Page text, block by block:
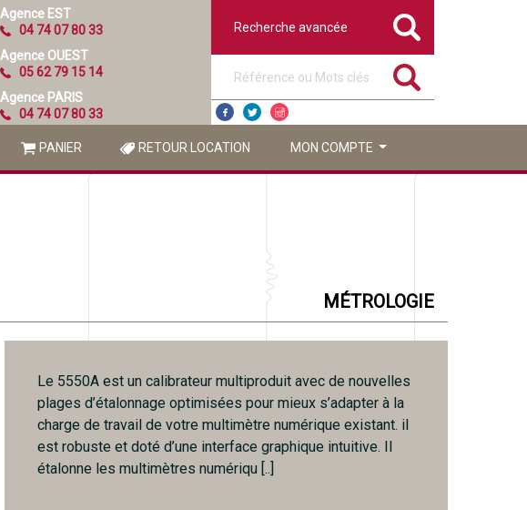
Agence EST
04 74 07 80 33
Agence OUEST
05 62 79 15 14
Agence PARIS
04 74 07 80 33
Recherche avancée
PANIER RETOUR LOCATION MON COMPTE
MÉTROLOGIE
Le 5550A est un calibrateur multiproduit avec de nouvelles
plages d’étalonnage optimisées pour mieux s’adapter à la
charge de travail de votre multimètre numérique existant. il
est robuste et doté d’une interface graphique intuitive. Il
étalonne les multimètres numériqu [..]